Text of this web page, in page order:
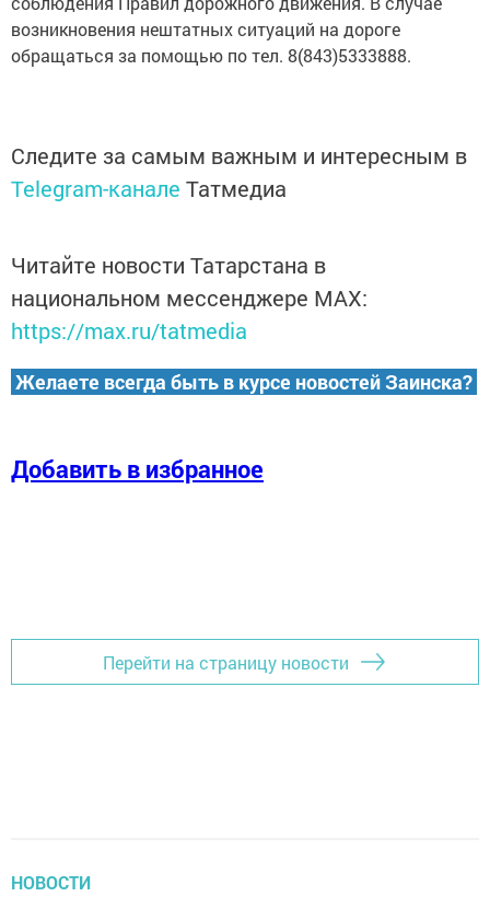
возникновения нештатных ситуаций на дороге
обращаться за помощью по тел. 8(843)5333888.
Следите за самым важным и интересным в
Telegram-канале Татмедиа
Читайте новости Татарстана в
национальном мессенджере MАХ:
https://max.ru/tatmedia
Желаете всегда быть в курсе новостей Заинска?
Добавить в избранное
Перейти на страницу новости
НОВОСТИ